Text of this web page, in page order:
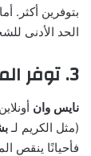
بتوفرين أكثر. أما
الحد الأدنى للشحن
3. توفر المنتج
نايس وان
(مثل الكريم لـ
فأحيانًا ينقص